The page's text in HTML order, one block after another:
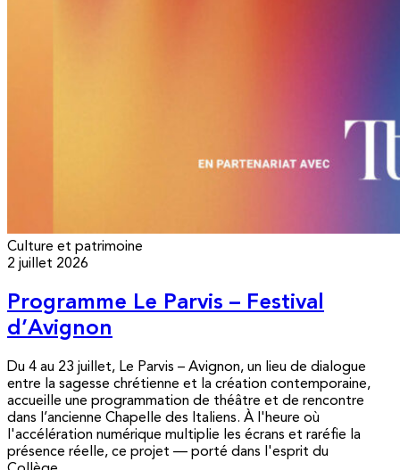
Culture et patrimoine
2 juillet 2026
Programme Le Parvis – Festival
d’Avignon
Du 4 au 23 juillet, Le Parvis – Avignon, un lieu de dialogue
entre la sagesse chrétienne et la création contemporaine,
accueille une programmation de théâtre et de rencontre
dans l’ancienne Chapelle des Italiens. À l'heure où
l'accélération numérique multiplie les écrans et raréfie la
présence réelle, ce projet — porté dans l'esprit du